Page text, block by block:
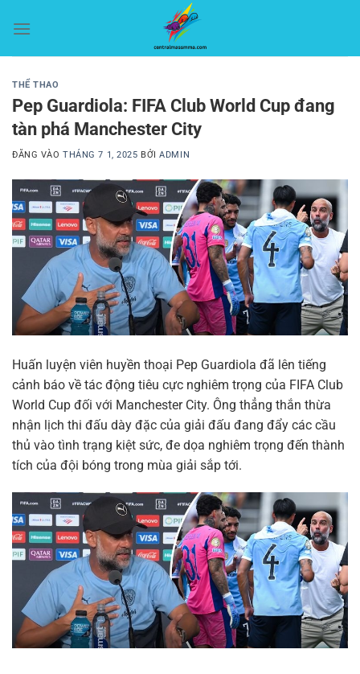
qua
THỂ THAO
Pep Guardiola: FIFA Club World Cup đang
tàn phá Manchester City
ĐĂNG VÀOTHÁNG 7 1, 2025 BỞIADMIN
Huấn luyện viên huyền thoại Pep Guardiola đã lên tiếng
cảnh báo về tác động tiêu cực nghiêm trọng của FIFA Club
World Cup đối với Manchester City. Ông thẳng thắn thừa
nhận lịch thi đấu dày đặc của giải đấu đang đẩy các cầu
thủ vào tình trạng kiệt sức, đe dọa nghiêm trọng đến thành
tích của đội bóng trong mùa giải sắp tới.